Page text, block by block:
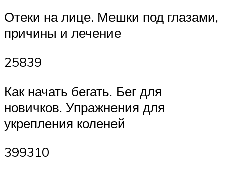
Отеки на лице. Мешки под глазами,
причины и лечение
25839
Как начать бегать. Бег для
новичков. Упражнения для
укрепления коленей
399310